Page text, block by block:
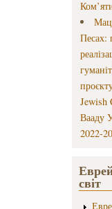
Песах:
Jewish
Вааду
2022-
світ